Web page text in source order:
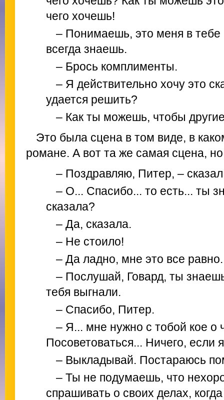
чего хочешь!
– Понимаешь, это меня в тебе
всегда знаешь.
– Брось комплименты.
– Я действительно хочу это
удается решить?
– Как ты можешь, чтобы
Это была сцена в том виде, в
романе. А вот та же самая сцена,
– Поздравляю, Питер, –
– О... Спасибо... то есть... ты
сказала?
– Да, сказала.
– Не стоило!
– Да ладно, мне это все равно.
– Послушай, Говард, ты
тебя выгнали.
– Спасибо, Питер.
– Я... мне нужно с тобой кое о
Посоветоваться... Ничего, если
– Выкладывай. Постараюсь
– Ты не подумаешь, что
спрашивать о своих делах,